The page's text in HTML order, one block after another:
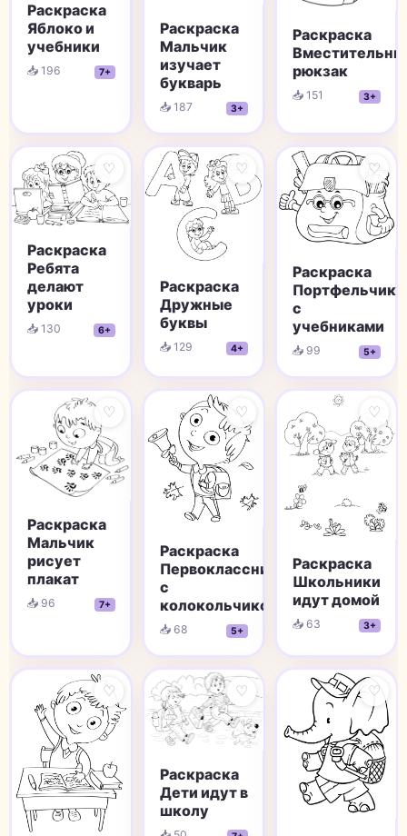
Раскраска
Яблоко и
учебники
📥 196 7+
Раскраска
Мальчик
изучает
букварь
📥 187 3+
Раскраска
рюкзак
📥 151 3+
♡
Раскраска
Ребята
делают
уроки
📥 130 6+
♡
Раскраска
Дружные
буквы
📥 129 4+
♡
Раскраска
Портфельчик
с
учебниками
📥 99 5+
♡
Раскраска
Мальчик
рисует
плакат
📥 96 7+
♡
Раскраска
Первоклассник
с
колокольчиком
📥 68 5+
♡
Раскраска
Школьники
идут домой
📥 63 3+
♡ ♡
Раскраска
Дети идут в
школу
♡